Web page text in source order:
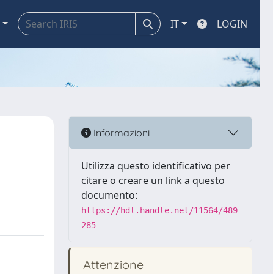
IT LOGIN
Informazioni
Utilizza questo identificativo per
citare o creare un link a questo
documento:
https://hdl.handle.net/11564/489
285
Attenzione